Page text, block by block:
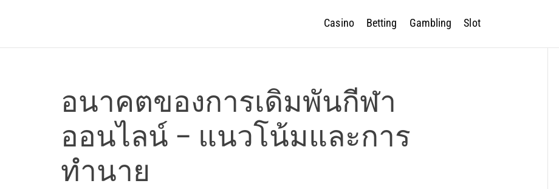
o
l
o
C
Casino Betting Gambling Slot
อนาคตของการเดิมพันกีฬา
ออนไลน์ – แนวโน้มและการ
ทำนาย